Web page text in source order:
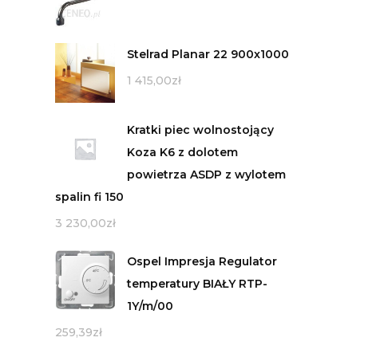
Stelrad Planar 22 900x1000
1 415,00zł
Kratki piec wolnostojący
Koza K6 z dolotem
powietrza ASDP z wylotem
spalin fi 150
3 230,00zł
Ospel Impresja Regulator
temperatury BIAŁY RTP-
1Y/m/00
259,39zł